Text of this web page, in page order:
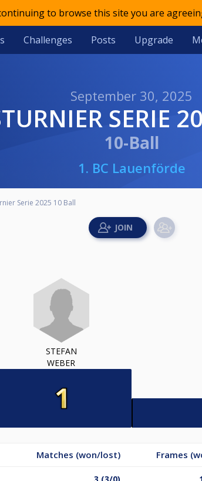
to browse this site you are
Challenges Posts Upgrade
September 30, 2025
SERIE
10-Ball
1. BC Lauenförde
Serie 2025 10 Ball
STEFAN
WEBER
Matches (won/lost) Frames
3 (3/0)